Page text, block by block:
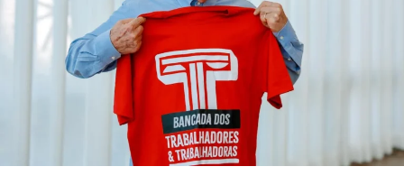
processos eleitorais, com foco na manutenção dos
mecanismos de segurança, fiscalização e transparência
utilizados no sistema de votação brasileiro.
Redação Saiba+